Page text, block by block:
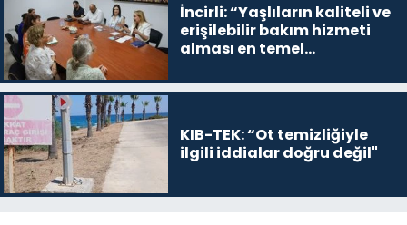
İncirli: “Yaşlıların kaliteli ve
erişilebilir bakım hizmeti
alması en temel
KIB-TEK: “Ot temizliğiyle
ilgili iddialar doğru değil"